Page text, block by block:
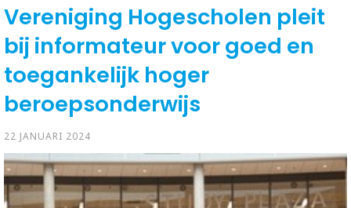
Vereniging Hogescholen pleit
bij informateur voor goed en
toegankelijk hoger
beroepsonderwijs
22 JANUARI 2024